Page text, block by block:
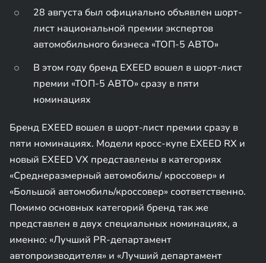
28 августа был официально объявлен шорт-
лист национальной премии экспертов
автомобильного бизнеса «ТОП-5 АВТО»
В этом году бренд EXEED вошел в шорт-лист
премии «ТОП-5 АВТО» сразу в пяти
номинациях
Бренд EXEED вошел в шорт-лист премии сразу в
пяти номинациях. Модели кросс-купе EXEED RX и
новый EXEED VX представлены в категориях
«Cреднеразмерный автомобиль/ кроссовер» и
«Большой автомобиль/кроссовер» соответственно.
Помимо основных категорий бренд так же
представлен в двух специальных номинациях, а
именно: «Лучший PR-департамент
автопроизводителя» и «Лучший департамент